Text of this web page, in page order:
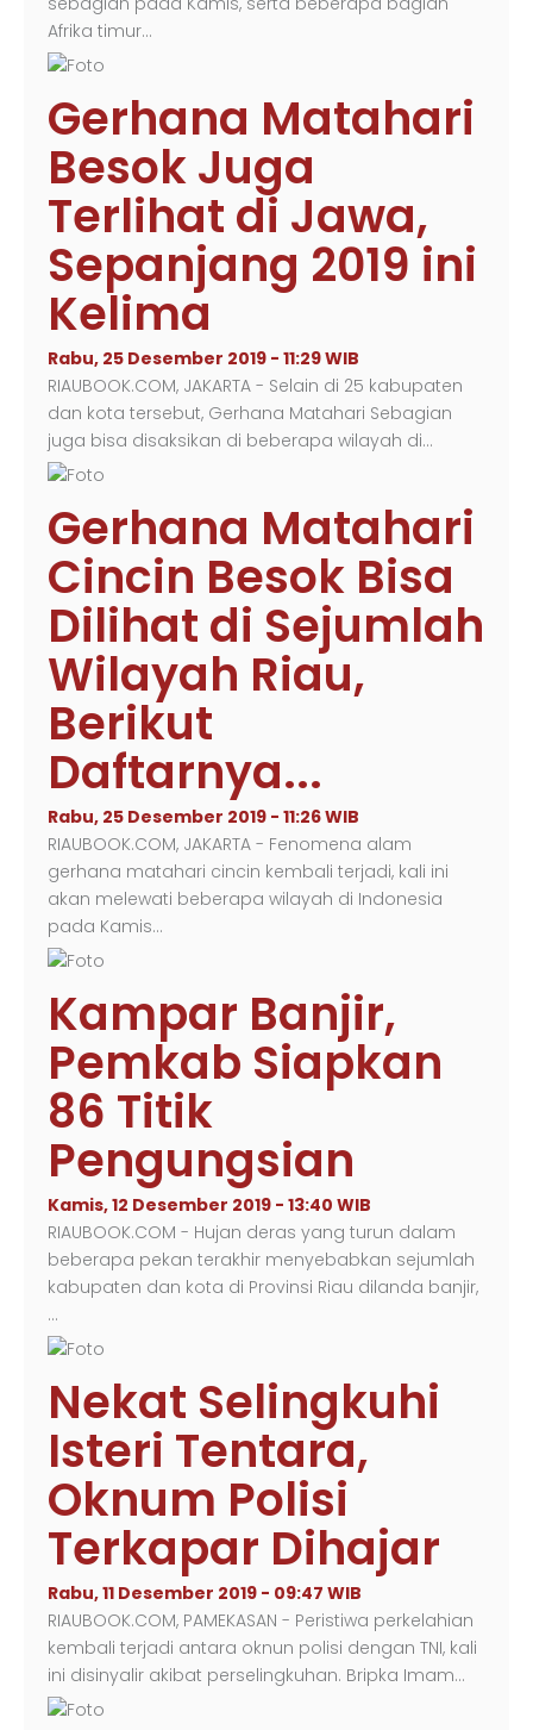
Afrika timur…
Gerhana Matahari
Besok Juga
Terlihat di Jawa,
Sepanjang 2019 ini
Kelima
Rabu, 25 Desember 2019 - 11:29 WIB
RIAUBOOK.COM, JAKARTA - Selain di 25 kabupaten
dan kota tersebut, Gerhana Matahari Sebagian
juga bisa disaksikan di beberapa wilayah di…
Gerhana Matahari
Cincin Besok Bisa
Dilihat di Sejumlah
Wilayah Riau,
Berikut
Daftarnya...
Rabu, 25 Desember 2019 - 11:26 WIB
RIAUBOOK.COM, JAKARTA - Fenomena alam
gerhana matahari cincin kembali terjadi, kali ini
akan melewati beberapa wilayah di Indonesia
pada Kamis…
Kampar Banjir,
Pemkab Siapkan
86 Titik
Pengungsian
Kamis, 12 Desember 2019 - 13:40 WIB
RIAUBOOK.COM - Hujan deras yang turun dalam
beberapa pekan terakhir menyebabkan sejumlah
kabupaten dan kota di Provinsi Riau dilanda banjir,
…
Nekat Selingkuhi
Isteri Tentara,
Oknum Polisi
Terkapar Dihajar
Rabu, 11 Desember 2019 - 09:47 WIB
RIAUBOOK.COM, PAMEKASAN - Peristiwa perkelahian
kembali terjadi antara oknun polisi dengan TNI, kali
ini disinyalir akibat perselingkuhan. Bripka Imam…